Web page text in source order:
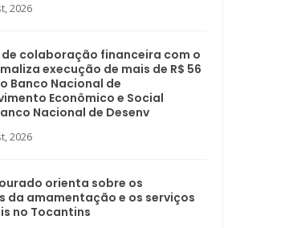
2026
colaboração financeira com o
execução de mais de R$ 56
Banco Nacional de
Econômico e Social
Nacional de Desenv
2026
orienta sobre os
da amamentação e os serviços
no Tocantins